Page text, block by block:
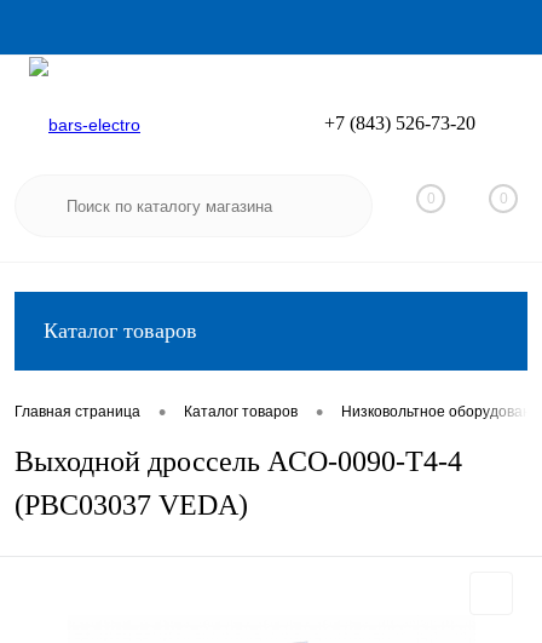
Вход
+7 (843) 526-73-20
0 0
Каталог товаров
Главная страница • Каталог товаров • Низковольтное
Выходной дроссель ACO-0090-T4-4
(PBC03037 VEDA)